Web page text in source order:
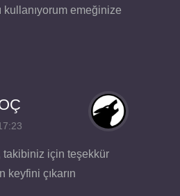
kullanıyorum emeğinize
için teşekkür
keyfini çıkarın